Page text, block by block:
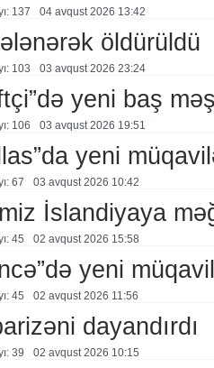
137 04 avqust 2026 13:42
öldürüldü
103 03 avqust 2026 23:24
yeni baş
106 03 avqust 2026 19:51
yeni
67 03 avqust 2026 10:42
İslandiyaya
45 02 avqust 2026 15:58
yeni
45 02 avqust 2026 11:56
dayandırdı
39 02 avqust 2026 10:15